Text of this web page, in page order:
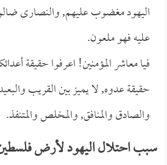
اليهود مغضوب عليهم, والنصارى
عليه فهو ملعون.
فيا معاشر المؤمنين! اعرفوا حقيقة
حقيقة عدوه, لا يميز بين القريب
والصادق والمنافق, والمخلص والمتنفذ.
سبب احتلال اليهود لأرض